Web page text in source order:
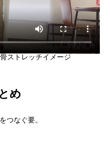
ストレッチイメージ
め
つなぐ要。